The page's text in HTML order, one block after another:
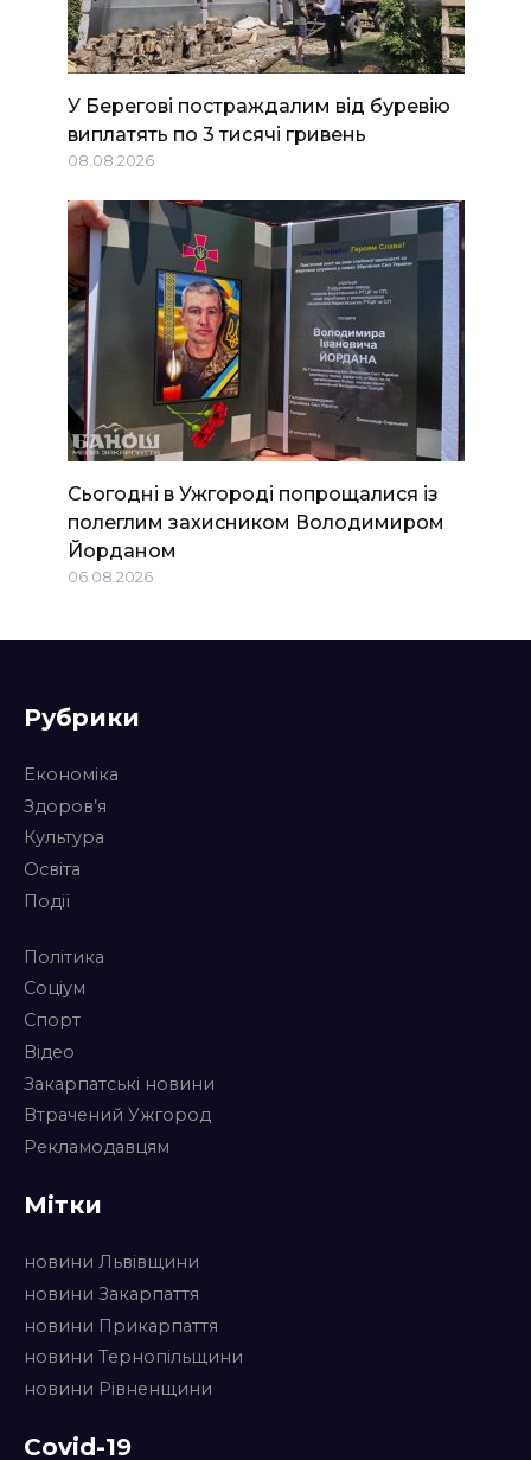
У Берегові постраждалим від буревію
виплатять по 3 тисячі гривень
08.08.2026
Сьогодні в Ужгороді попрощалися із
полеглим захисником Володимиром
Йорданом
06.08.2026
Рубрики
Економіка
Здоров’я
Культура
Освіта
Події
Політика
Соціум
Спорт
Відео
Закарпатські новини
Втрачений Ужгород
Рекламодавцям
Мітки
новини Львівщини
новини Закарпаття
новини Прикарпаття
новини Тернопільщини
новини Рівненщини
Covid-19